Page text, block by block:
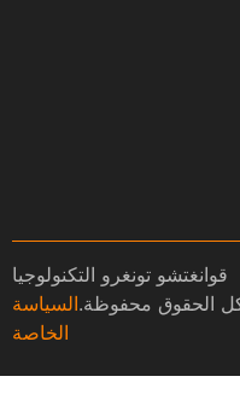
والنشر © 2024， قوانغتشو تونغرو التكنولوجيا
الحقوق محفوظة.السياسة
الخاصة